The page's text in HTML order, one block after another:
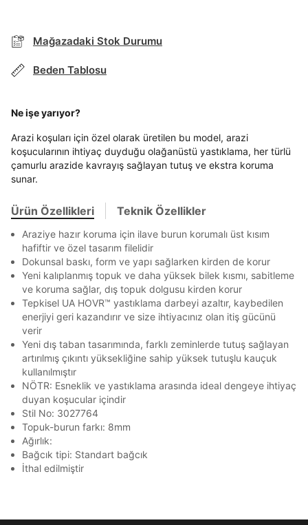
TAKSİT SEÇENEKLERİ
İşbankası
Akbank Axess
Ziraat Bankası Ziraat Bankası 4
QNB QNB 4
AnadoluBank World
Kapat
Mağazadaki Stok Durumu
Beden Tablosu
Ne işe yarıyor?
Arazi koşuları için özel olarak üretilen bu model, arazi
koşucularının ihtiyaç duyduğu olağanüstü yastıklama, her türlü
çamurlu arazide kavrayış sağlayan tutuş ve ekstra koruma
sunar.
Ürün Özellikleri Teknik Özellikler
Araziye hazır koruma için ilave burun korumalı üst kısım
hafiftir ve özel tasarım filelidir
Dokunsal baskı, form ve yapı sağlarken kirden de korur
Yeni kalıplanmış topuk ve daha yüksek bilek kısmı, sabitleme
ve koruma sağlar, dış topuk dolgusu kirden korur
Tepkisel UA HOVR™ yastıklama darbeyi azaltır, kaybedilen
enerjiyi geri kazandırır ve size ihtiyacınız olan itiş gücünü
verir
Yeni dış taban tasarımında, farklı zeminlerde tutuş sağlayan
artırılmış çıkıntı yüksekliğine sahip yüksek tutuşlu kauçuk
kullanılmıştır
NÖTR: Esneklik ve yastıklama arasında ideal dengeye ihtiyaç
duyan koşucular içindir
Stil No: 3027764
Topuk-burun farkı: 8mm
Ağırlık:
Bağcık tipi: Standart bağcık
İthal edilmiştir
Mağazada Bul
Beden Seçin
Mağazada Bul
Stok Bildirimi
Ürün stoklara geldiğindemail adresinize
bildirim göndereceğiz.
Kapat
Term Of Use
Kapat
ipsum
Kapat
aşağıdaki bilgileri giriniz.
E-posta Adresi *
Sipariş Numaranız *
E-posta Adresi*
Şifre*
Bir rakam
Bir büyük harf
En az 1 özel karakter
Aşağıdakileri okudum ve kabul ediyorum:
Kişisel verilerinizAydınlatma Metni , Hüküm ve Koşullar
uyarınca işlenecektir. Kişisel verilerimin Doğuş
tarafından ticari elektronik ileti gönderilmesi amacıyla
işlenmesini kabul ediyorum.
Sms
E-mail
Çağrı Merkezi / Arama
Aksesuar Ticaret A.Ş. bünyesinde yer alan
markalara ait ürünlerin bana özel pazarlanması ve
Doğuş Grubu şirketlerinde bulunan pazarlama
sn
SMS Onay Kodu
Bilgilerinizi güncellemek için lütfen telefonunuza SMS
ile gelen kodu girerek telefon numaranızı doğrulayın.
GÖNDER
sn
SMS Onay Kodu
Bilgilerinizi güncellemek için lütfen telefonunuza SMS
ile gelen kodu girerek telefon numaranızı doğrulayın.
GÖNDER